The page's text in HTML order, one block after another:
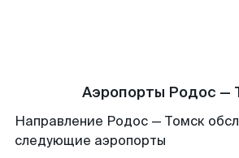
Аэропорты Родос —
Направление Родос — Томск
следующие аэропорты